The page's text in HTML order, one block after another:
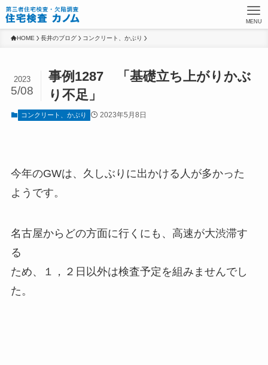
MENU
HOME 長井のブログ コンクリート、かぶり
事例1287 「基礎立ち上がりかぶ
り不足」
2023
5/08
コンクリート、かぶり 2023年5月8日
今年のGWは、久しぶりに出かける人が多かった
ようです。
名古屋からどの方面に行くにも、高速が大渋滞す
る
ため、１，２日以外は検査予定を組みませんでし
た。